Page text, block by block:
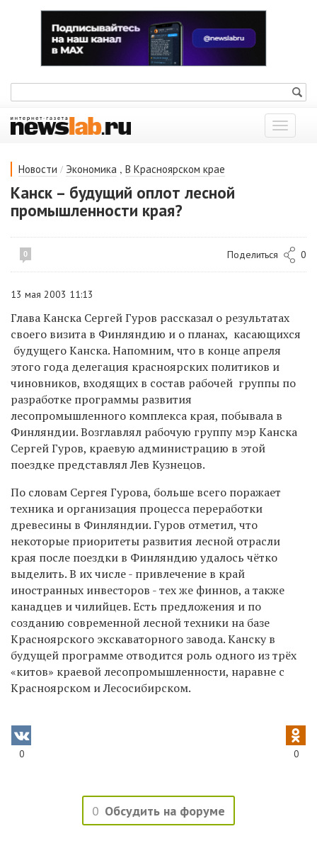
Показать
меню
Новости / Экономика , В Красноярском крае
Канск – будущий оплот лесной
промышленности края?
0 Поделиться 0
13 мая 2003 11:13
Глава Канска Сергей Гуров рассказал о результатах
своего визита в Финляндию и о планах, касающихся
будущего Канска. Напомним, что в конце апреля
этого года делегация красноярских политиков и
чиновников, входящих в состав рабочей группы по
разработке программы развития
лесопромышленного комплекса края, побывала в
Финляндии. Возглавлял рабочую группу мэр Канска
Сергей Гуров, краевую администрацию в этой
поездке представлял Лев Кузнецов.
По словам Сергея Гурова, больше всего поражает
техника и организация процесса переработки
древесины в Финляндии. Гуров отметил, что
некоторые приоритеты развития лесной отрасли
края после поездки в Финляндию удалось чётко
выделить. В их числе - привлечение в край
иностранных инвесторов - тех же финнов, а также
канадцев и чилийцев. Есть предложения и по
созданию современной лесной техники на базе
Красноярского экскаваторного завода. Канску в
будущей программе отводится роль одного из трёх
«китов» краевой лесопромышленности, наравне с
Красноярском и Лесосибирском.
0 0
0 Обсудить на форуме